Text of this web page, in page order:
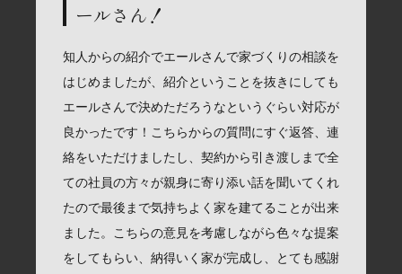
ールさん！
知人からの紹介でエールさんで家づくりの相談を
はじめましたが、紹介ということを抜きにしても
エールさんで決めただろうなというぐらい対応が
良かったです！こちらからの質問にすぐ返答、連
絡をいただけましたし、契約から引き渡しまで全
ての社員の方々が親身に寄り添い話を聞いてくれ
たので最後まで気持ちよく家を建てることが出来
ました。こちらの意見を考慮しながら色々な提案
をしてもらい、納得いく家が完成し、とても感謝